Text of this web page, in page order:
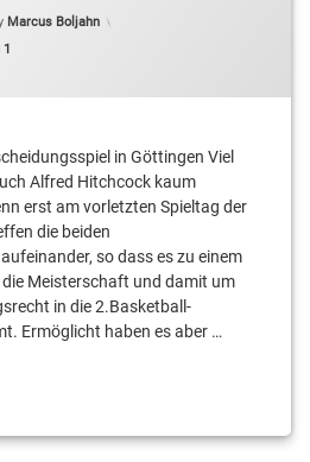
on4. April 2019
Marcus Boljahn
1
in Göttingen Viel
Alfred Hitchcock kaum
erst am vorletzten Spieltag der
die beiden
so dass es zu einem
Meisterschaft und damit um
in die 2.Basketball-
Ermöglicht haben es aber …